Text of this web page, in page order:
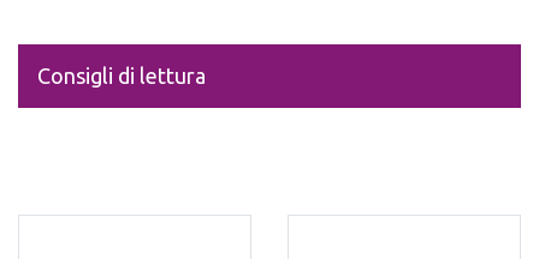
Consigli di lettura